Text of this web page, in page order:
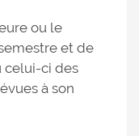
ou le
et de
celui-ci des
à son